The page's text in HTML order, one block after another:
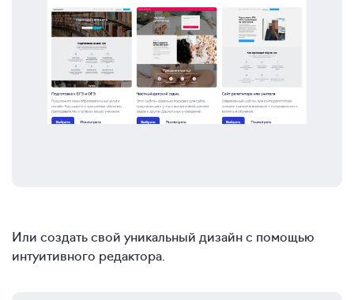
Или создать свой уникальный дизайн с помощью
интуитивного редактора.